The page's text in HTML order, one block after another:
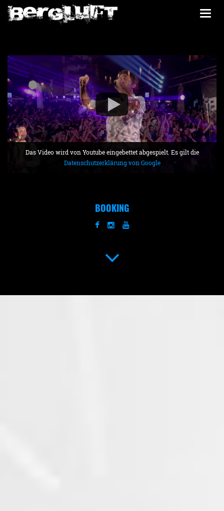
Das Video wird von Youtube eingebettet abgespielt. Es gilt die
Datenschutzerklärung von Google
BOOKING